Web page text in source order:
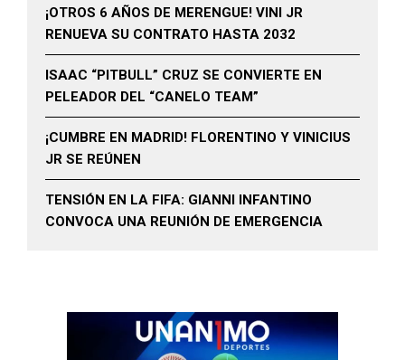
¡OTROS 6 AÑOS DE MERENGUE! VINI JR
RENUEVA SU CONTRATO HASTA 2032
ISAAC “PITBULL” CRUZ SE CONVIERTE EN
PELEADOR DEL “CANELO TEAM”
¡CUMBRE EN MADRID! FLORENTINO Y VINICIUS
JR SE REÚNEN
TENSIÓN EN LA FIFA: GIANNI INFANTINO
CONVOCA UNA REUNIÓN DE EMERGENCIA